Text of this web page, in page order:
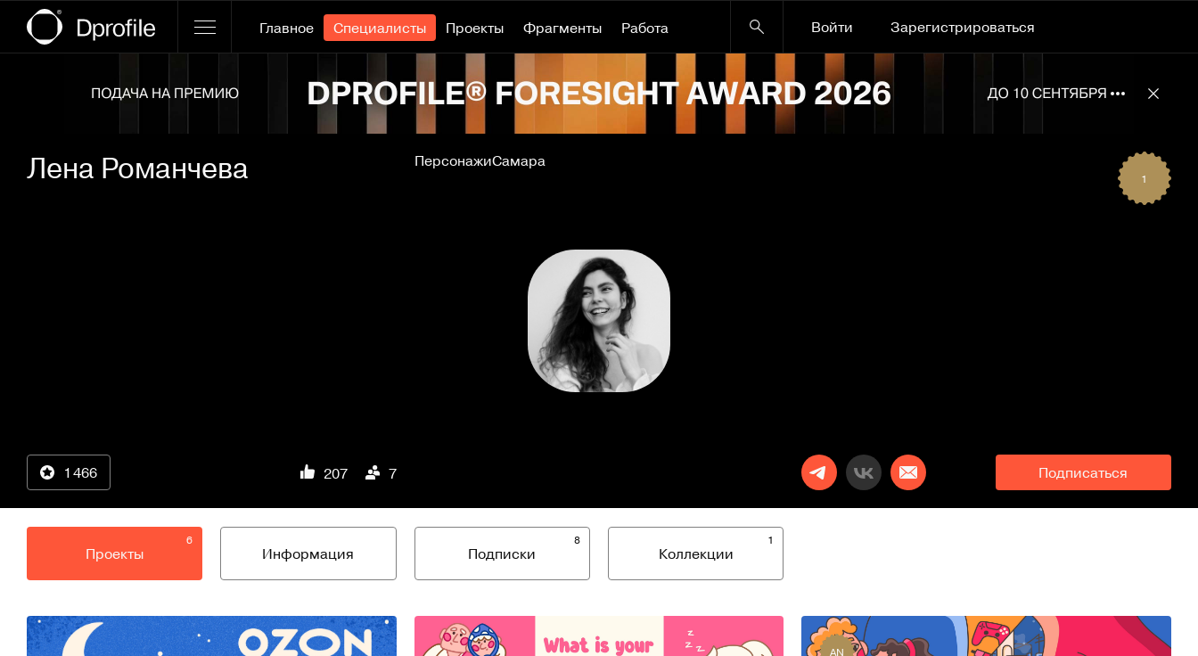
Главное Специалисты Проекты Фрагменты Работа Войти
Зарегистрироваться
Лена Романчева ПерсонажиСамара
1
1 466 207 7 Подписаться
6
Проекты Информация
8
Подписки
1
Коллекции
AN